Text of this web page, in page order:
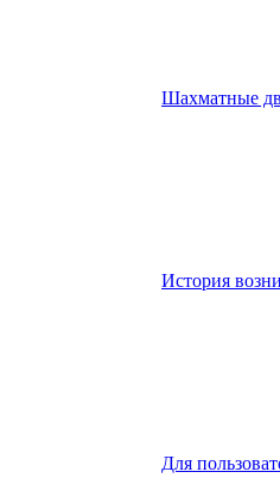
Шахматные
История
Для